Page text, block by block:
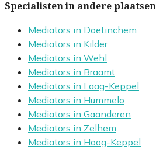
Specialisten in andere plaatsen
Mediators in Doetinchem
Mediators in Kilder
Mediators in Wehl
Mediators in Braamt
Mediators in Laag-Keppel
Mediators in Hummelo
Mediators in Gaanderen
Mediators in Zelhem
Mediators in Hoog-Keppel